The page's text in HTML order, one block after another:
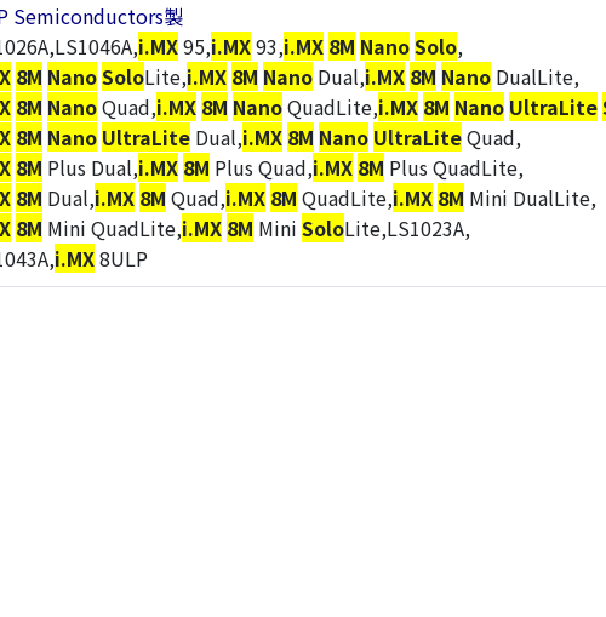
Semiconductors製
i.MX95,i.MX93,i.MX 8M NanoSolo,
8M NanoSoloLite,i.MX 8M Nano Dual,i.MX 8M Nano DualLite,
8M NanoQuad,i.MX 8M NanoQuadLite,i.MX 8M Nano UltraLite
8M Nano UltraLite Dual,i.MX 8M Nano UltraLiteQuad,
8M Plus Dual,i.MX 8M Plus Quad,i.MX 8M Plus QuadLite,
8M Dual,i.MX 8M Quad,i.MX 8M QuadLite,i.MX 8M Mini DualLite,
8M Mini QuadLite,i.MX 8M Mini SoloLite,LS1023A,
i.MX8ULP